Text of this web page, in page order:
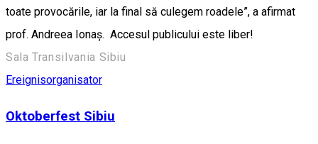
toate provocările, iar la final să culegem roadele”, a afirmat
prof. Andreea Ionaș. Accesul publicului este liber!
Sala Transilvania Sibiu
Ereignisorganisator
Oktoberfest Sibiu